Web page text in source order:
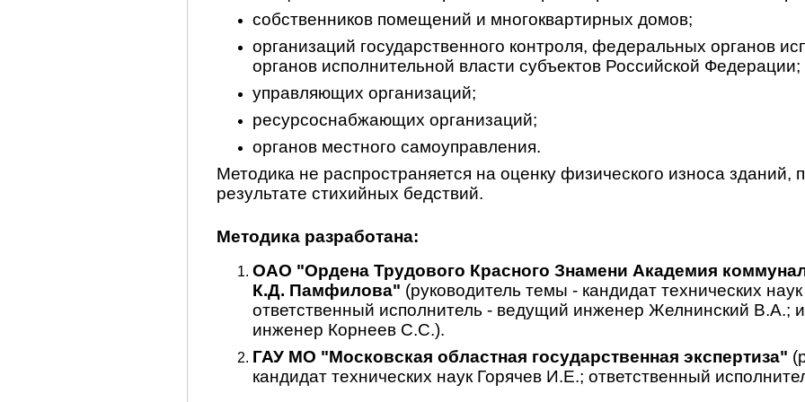
собственников помещений и многоквартирных домов;
организаций государственного контроля, федеральных органов
органов исполнительной власти субъектов Российской Федерации;
управляющих организаций;
ресурсоснабжающих организаций;
органов местного самоуправления.
Методика не распространяется на оценку физического износа зданий,
результате стихийных бедствий.
Методика разработана:
ОАО "Ордена Трудового Красного Знамени Академия
К.Д. Памфилова" (руководитель темы - кандидат технических
ответственный исполнитель - ведущий инженер Желнинский В.А.;
инженер Корнеев С.С.).
ГАУ МО "Московская областная государственная экспертиза"
кандидат технических наук Горячев И.Е.; ответственный